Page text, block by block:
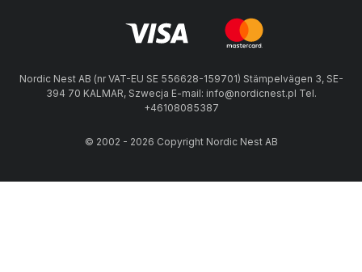
Nordic Nest AB (nr VAT-EU SE 556628-159701) Stämpelvägen 3, SE-
394 70 KALMAR, Szwecja E-mail: info@nordicnest.pl Tel.
+46108085387
© 2002 - 2026 Copyright Nordic Nest AB